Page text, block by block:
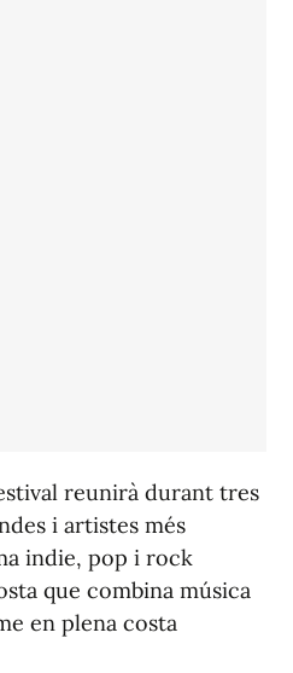
reunirà durant tres
i artistes més
indie, pop i rock
que combina música
en plena costa